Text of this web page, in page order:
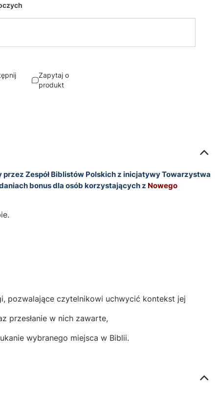
Zapytaj o
produkt
Zespół Biblistów Polskich z inicjatywy Towarzystwa
bonus dla osób korzystających z Nowego
pozwalające czytelnikowi uchwycić kontekst jej
przesłanie w nich zawarte,
wybranego miejsca w Biblii.